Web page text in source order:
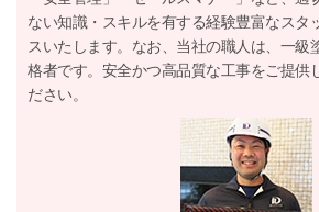
ない知識・スキルを有する経験豊富なスタ
スいたします。なお、当社の職人は、一級
格者です。安全かつ高品質な工事をご提供
ださい。